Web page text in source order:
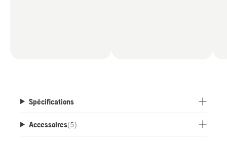
Spécifications
Accessoires(5)